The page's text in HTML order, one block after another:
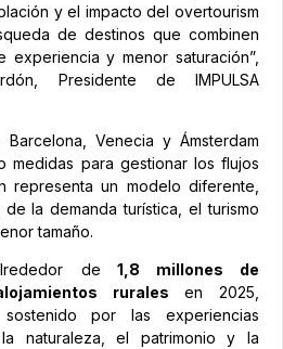
y el impacto del overtourism
de destinos que combinen
experiencia y menor saturación”,
Presidente de IMPULSA
Venecia y Ámsterdam
medidas para gestionar los flujos
representa un modelo diferente,
la demanda turística, el turismo
tamaño.
de 1,8 millones de
rurales en 2025,
por las experiencias
naturaleza, el patrimonio y la